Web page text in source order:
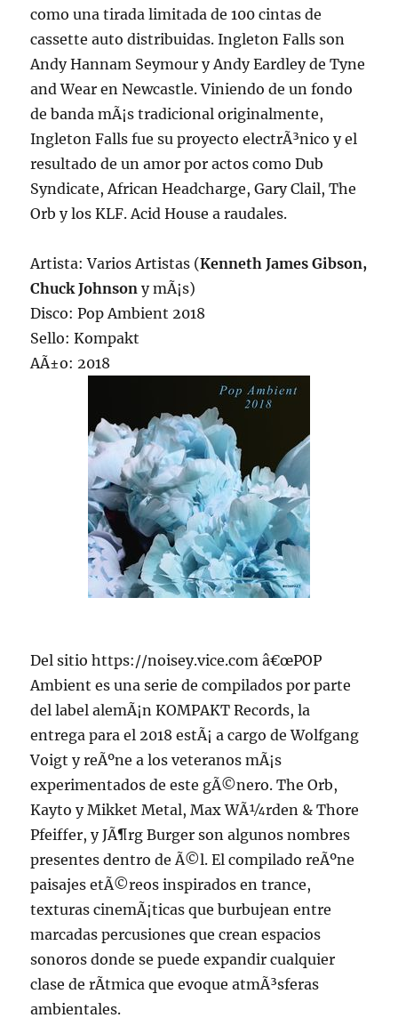
como una tirada limitada de 100 cintas de
cassette auto distribuidas. Ingleton Falls son
Andy Hannam Seymour y Andy Eardley de Tyne
and Wear en Newcastle. Viniendo de un fondo
de banda mÃ¡s tradicional originalmente,
Ingleton Falls fue su proyecto electrÃ³nico y el
resultado de un amor por actos como Dub
Syndicate, African Headcharge, Gary Clail, The
Orb y los KLF. Acid House a raudales.
Artista: Varios Artistas (Kenneth James Gibson,
Chuck Johnsony mÃ¡s)
Disco: Pop Ambient 2018
Sello: Kompakt
AÃ±o: 2018
Del sitio https://noisey.vice.com â€œPOP
Ambient es una serie de compilados por parte
del label alemÃ¡n KOMPAKT Records, la
entrega para el 2018 estÃ¡ a cargo de Wolfgang
Voigt y reÃºne a los veteranos mÃ¡s
experimentados de este gÃ©nero. The Orb,
Kayto y Mikket Metal, Max WÃ¼rden & Thore
Pfeiffer, y JÃ¶rg Burger son algunos nombres
presentes dentro de Ã©l. El compilado reÃºne
paisajes etÃ©reos inspirados en trance,
texturas cinemÃ¡ticas que burbujean entre
marcadas percusiones que crean espacios
sonoros donde se puede expandir cualquier
clase de rÃ­tmica que evoque atmÃ³sferas
ambientales.